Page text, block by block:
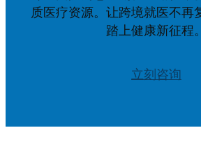
质医疗资源。让跨境就医不再
踏上健康新征程。
立刻咨询